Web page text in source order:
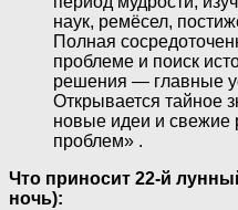
наук, ремёсел,
Полная
проблеме и поиск
решения — главные
Открывается тайное
новые идеи и свежие
проблем» .
Что приносит 22-й
ночь):